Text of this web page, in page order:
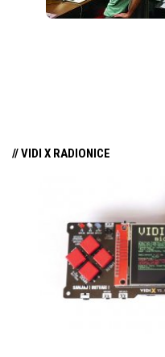
// VIDI X RADIONICE